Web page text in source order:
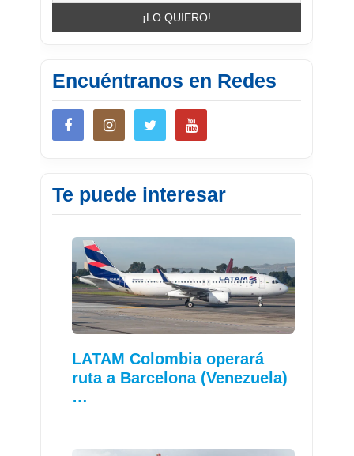
Encuéntranos en Redes
Te puede interesar
LATAM Colombia operará
ruta a Barcelona (Venezuela)
…